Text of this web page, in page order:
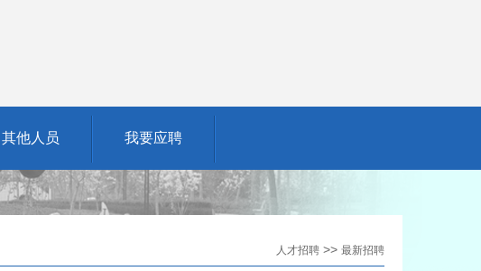
其他人员 我要应聘
人才招聘 >> 最新招聘